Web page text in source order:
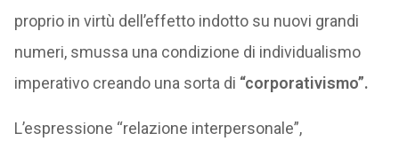
proprio in virtù dell’effetto indotto su nuovi grandi
numeri, smussa una condizione di individualismo
imperativo creando una sorta di “corporativismo”.
L’espressione “relazione interpersonale”,